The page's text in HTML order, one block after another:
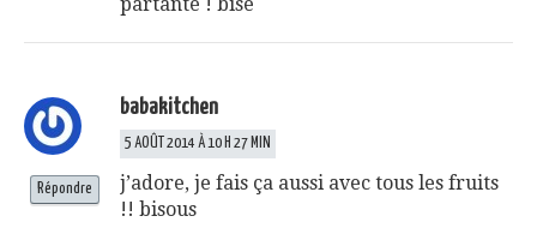
babakitchen
5 AOÛT 2014 À 10 H 27 MIN
j’adore, je fais ça aussi avec tous les fruits
!! bisous
Répondre